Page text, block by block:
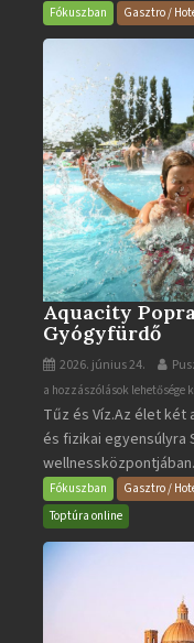
BarFókuszban Gasztro /
Aquacity
Gyógyfürdő
2026. június 24.
Aquacity
Poprad
·
Wellness
és
Gyógyfürdő
a hozzászólások lehetősége
Tűz és Víz.Az élet két
és fizikai egyensúlyra
Fókuszban Gasztro /
Toptúra online